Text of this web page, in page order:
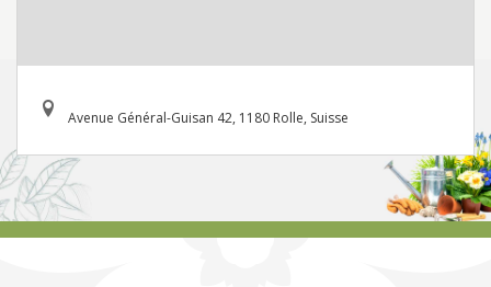
Avenue Général-Guisan 42, 1180 Rolle, Suisse